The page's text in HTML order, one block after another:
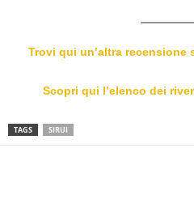
Trovi qui un’altra recensione
Scopri qui l’elenco dei
TAGS SIRUI